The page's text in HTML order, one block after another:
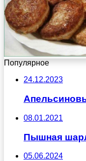
Популярное
24.12.2023
08.01.2021
Пышная
05.06.2024